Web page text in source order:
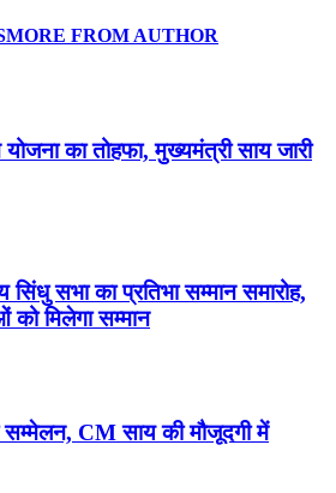
MORE FROM AUTHOR
का तोहफा, मुख्यमंत्री साय जारी
सिंधु सभा का प्रतिभा सम्मान समारोह,
को मिलेगा सम्मान
CM साय की मौजूदगी में